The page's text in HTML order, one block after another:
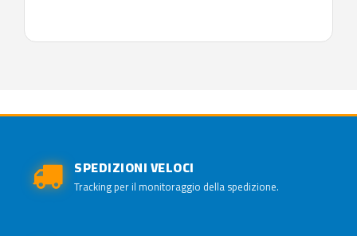
SPEDIZIONI VELOCI
Tracking per il monitoraggio della spedizione.